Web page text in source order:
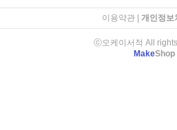
이용약관| 개인정보
ⓒ오케이서적 All rights
MakeShop